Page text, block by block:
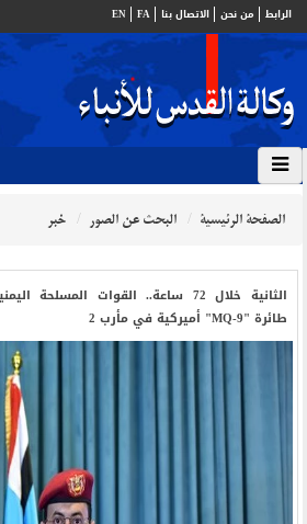
الرابط من نحن الاتصال بنا FA
EN
الصفحة الرئيسية البحث عن الصور خبر
الثانية خلال 72 ساعة.. القوات المسلحة
طائرة "MQ-9" أميركية في مأرب 2